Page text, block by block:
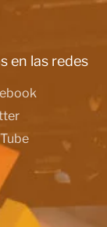
en las redes